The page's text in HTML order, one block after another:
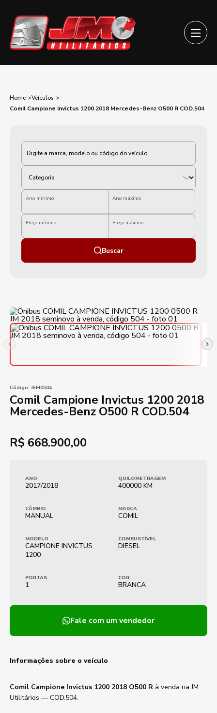
Home
Veículos
Comil Campione Invictus 1200 2018 Mercedes-Benz O500 R COD.504
Categoria
Ano mínimo Ano máximo
Preço mínimo Preço máximo
Buscar
Código: JEM0504
Comil Campione Invictus 1200 2018
Mercedes-Benz O500 R COD.504
R$ 668.900,00
ANO
2017/2018
QUILOMETRAGEM
400000 KM
CÂMBIO
MANUAL
MARCA
COMIL
MODELO
CAMPIONE INVICTUS
1200
COMBUSTÍVEL
DIESEL
PORTAS
1
COR
BRANCA
Fale com um vendedor
Informações sobre o veículo
Comil Campione Invictus 1200 2018 O500 R à venda na JM
Utilitários — COD.504.